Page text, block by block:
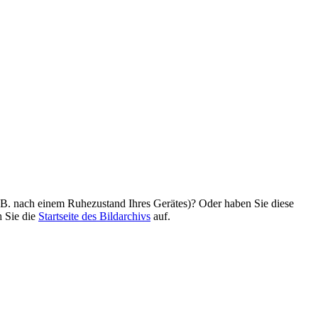
einem Ruhezustand Ihres Gerätes)? Oder haben Sie diese
Sie die Startseite des Bildarchivs auf.